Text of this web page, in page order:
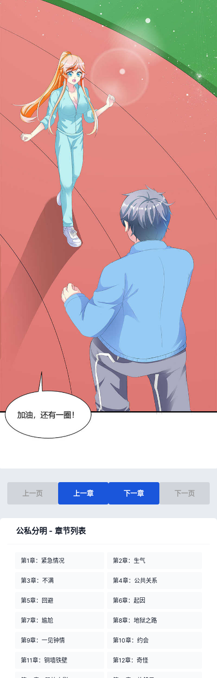
上一页 上一章 下一章 下一页
公私分明 - 章节列表
第1章：紧急情况 第2章：生气
第3章：不满 第4章：公共关系
第5章：回避 第6章：起因
第7章：尴尬 第8章：地狱之路
第9章：一见钟情 第10章：约会
第11章：铜墙铁壁 第12章：奇怪